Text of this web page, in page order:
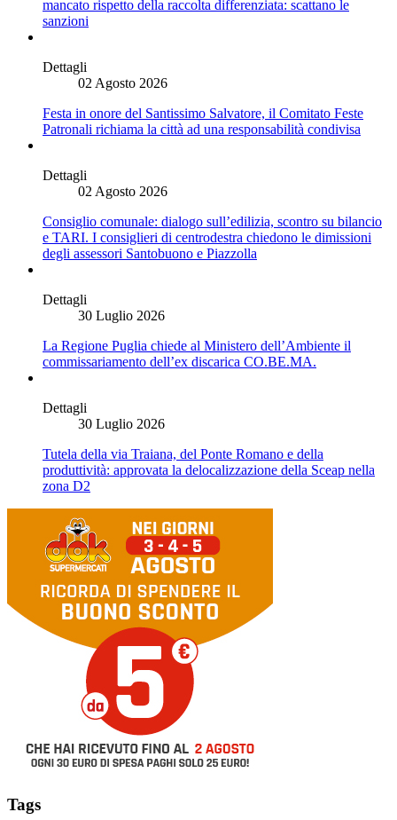
mancato rispetto della raccolta differenziata: scattano le
sanzioni
Dettagli
02 Agosto 2026
Festa in onore del Santissimo Salvatore, il Comitato Feste
Patronali richiama la città ad una responsabilità condivisa
Dettagli
02 Agosto 2026
Consiglio comunale: dialogo sull’edilizia, scontro su bilancio
e TARI. I consiglieri di centrodestra chiedono le dimissioni
degli assessori Santobuono e Piazzolla
Dettagli
30 Luglio 2026
La Regione Puglia chiede al Ministero dell’Ambiente il
commissariamento dell’ex discarica CO.BE.MA.
Dettagli
30 Luglio 2026
Tutela della via Traiana, del Ponte Romano e della
produttività: approvata la delocalizzazione della Sceap nella
zona D2
Tags